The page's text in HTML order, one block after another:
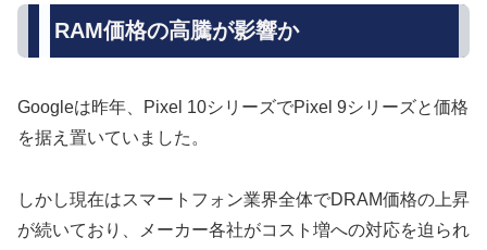
RAM価格の高騰が影響か
Googleは昨年、Pixel 10シリーズでPixel 9シリーズと価格
を据え置いていました。
しかし現在はスマートフォン業界全体でDRAM価格の上昇
が続いており、メーカー各社がコスト増への対応を迫られ